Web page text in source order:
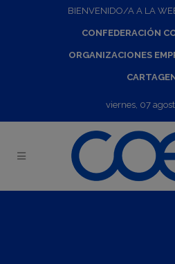
BIENVENIDO/A A LA
CONFEDERACIÓN
ORGANIZACIONES
viernes, 07